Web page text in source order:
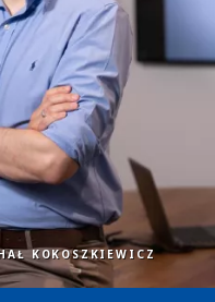
KOKOSZKIEWICZ